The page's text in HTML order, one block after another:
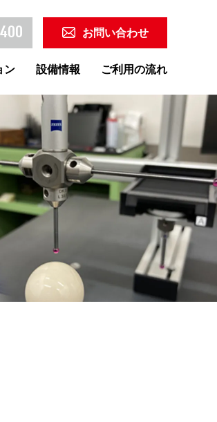
お問い合わせ
ン 設備情報 ご利用の流れ